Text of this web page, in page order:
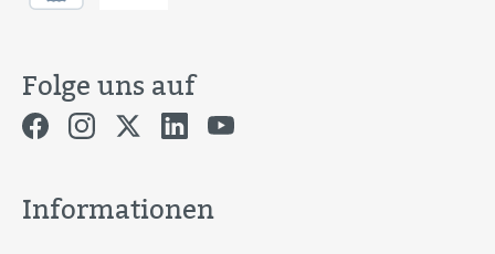
Folge uns auf
Informationen